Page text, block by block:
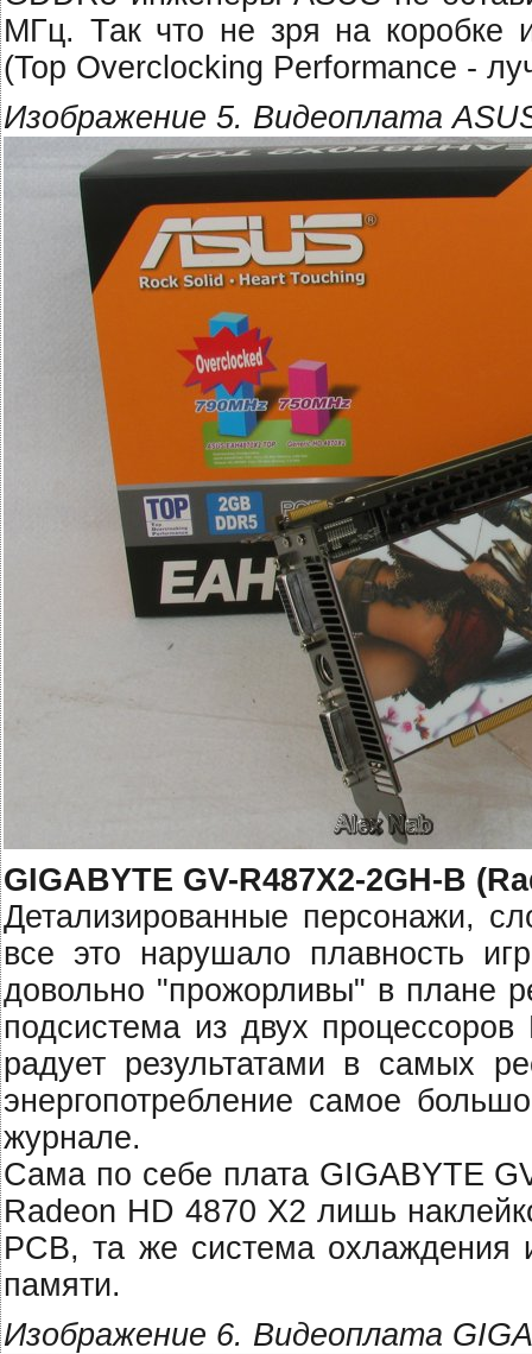
МГц. Так что не зря на коробке
(Top Overclocking Performance -
Изображение 5. Видеоплата
GIGABYTE GV-R487X2-2GH-B
Детализированные персонажи,
все это нарушало плавность
довольно "прожорливы" в плане
подсистема из двух
радует результатами в самых
энергопотребление самое
журнале.
Сама по себе плата GIGABYTE
Radeon HD 4870 X2 лишь
PCB, та же система
памяти.
Изображение 6. Видеоплата